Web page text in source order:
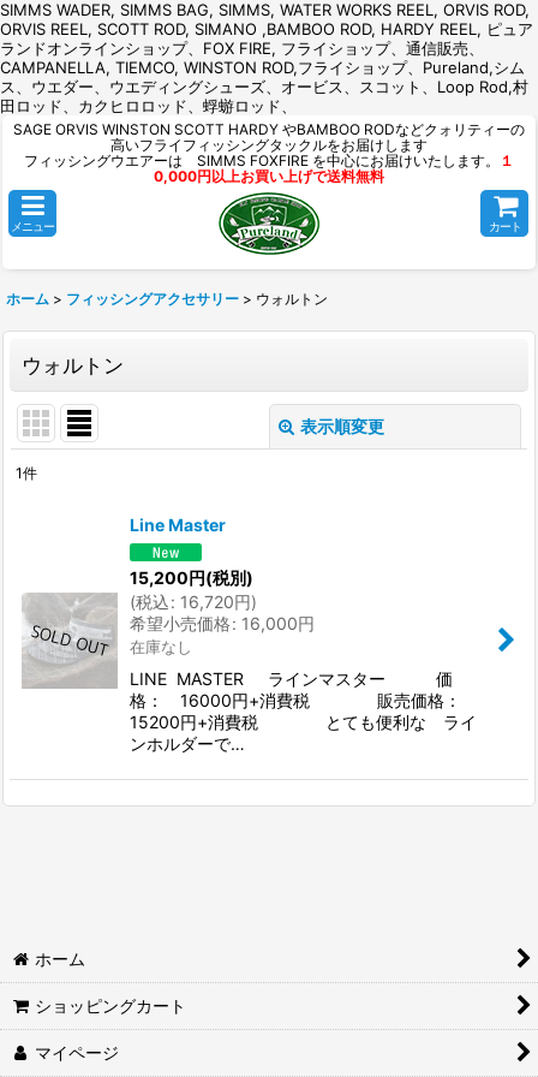
SIMMS WADER, SIMMS BAG, SIMMS, WATER WORKS REEL, ORVIS ROD,
ORVIS REEL, SCOTT ROD, SIMANO ,BAMBOO ROD, HARDY REEL, ピュア
ランドオンラインショップ、FOX FIRE, フライショップ、通信販売、
CAMPANELLA, TIEMCO, WINSTON ROD,フライショップ、Pureland,シム
ス、ウエダー、ウエディングシューズ、オービス、スコット、Loop Rod,村
田ロッド、カクヒロロッド、蜉蝣ロッド、
SAGE ORVIS WINSTON SCOTT HARDY やBAMBOO RODなどクォリティーの
高いフライフィッシングタックルをお届けします
フィッシングウエアーは SIMMS FOXFIRE を中心にお届けいたします。
１
0,000円以上お買い上げで送料無料
メニュー カート
ホーム > フィッシングアクセサリー > ウォルトン
ウォルトン
表示順変更
絞り込む
1件
Line Master
15,200円(税別)
(税込: 16,720円)
希望小売価格: 16,000円
在庫なし
LINE MASTER ラインマスター 価
格： 16000円+消費税 販売価格：
15200円+消費税 とても便利な ライ
ンホルダーで…
ホーム
ショッピングカート
マイページ